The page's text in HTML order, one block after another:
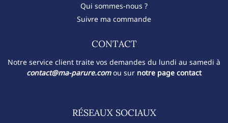
Qui sommes-nous ?
Suivre ma commande
CONTACT​
Notre service client traite vos demandes du lundi au samedi à
contact@ma-parure.comou sur notre page contact
RÉSEAUX SOCIAUX